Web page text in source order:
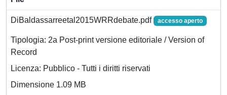
DiBaldassarreetal2015WRRdebate.pdf accesso aperto
Tipologia: 2a Post-print versione editoriale / Version of
Record
Licenza: Pubblico - Tutti i diritti riservati
Dimensione 1.09 MB